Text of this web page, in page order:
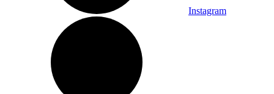
Instagram